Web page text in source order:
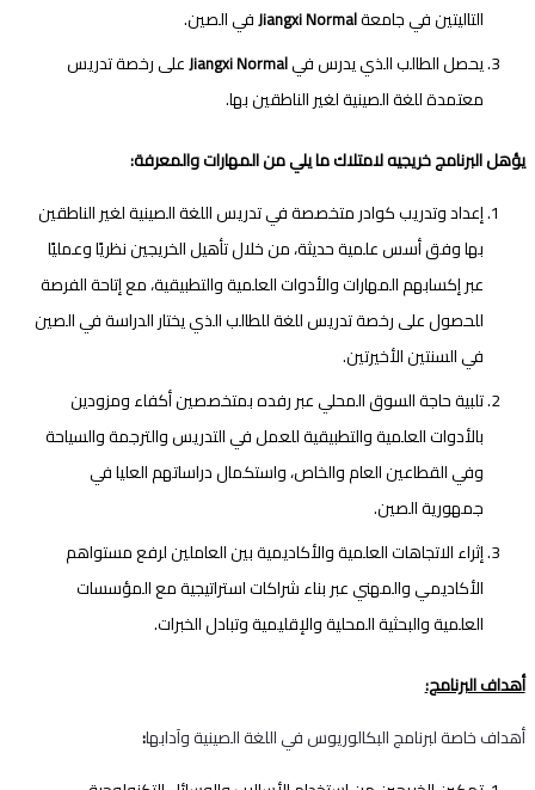
التاليتين في جامعةJiangxi Normalفي الصين.
يحصل الطالب الذي يدرس فيJiangxi Normalعلى رخصة تدريس
معتمدة للغة الصينية لغير الناطقين بها.
يؤهل البرنامج خريجيه لامتلاك ما يلي من المهارات والمعرفة:
إعداد وتدريب كوادر متخصصة في تدريس اللغة الصينية لغير الناطقين
بها وفق أسس علمية حديثة، من خلال تأهيل الخريجين نظريًا وعمليًا
عبر إكسابهم المهارات والأدوات العلمية والتطبيقية، مع إتاحة الفرصة
للحصول على رخصة تدريس للغة للطالب الذي يختار الدراسة في الصين
في السنتين الأخيرتين.
تلبية حاجة السوق المحلي عبر رفده بمتخصصين أكفاء ومزودين
بالأدوات العلمية والتطبيقية للعمل في التدريس والترجمة والسياحة
وفي القطاعين العام والخاص، واستكمال دراساتهم العليا في
جمهورية الصين.
إثراء الاتجاهات العلمية والأكاديمية بين العاملين لرفع مستواهم
الأكاديمي والمهني عبر بناء شراكات استراتيجية مع المؤسسات
العلمية والبحثية المحلية والإقليمية وتبادل الخبرات.
أهداف البرنامج:
أهداف خاصة لبرنامج البكالوريوس في اللغة الصينية وآدابها: